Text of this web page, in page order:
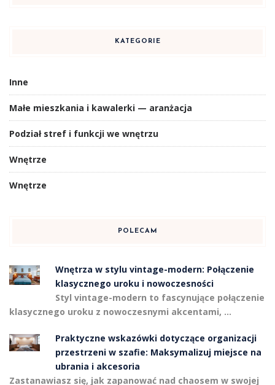
KATEGORIE
Inne
Małe mieszkania i kawalerki — aranżacja
Podział stref i funkcji we wnętrzu
Wnętrze
Wnętrze
POLECAM
Wnętrza w stylu vintage-modern: Połączenie
klasycznego uroku i nowoczesności
Styl vintage-modern to fascynujące połączenie
klasycznego uroku z nowoczesnymi akcentami, …
Praktyczne wskazówki dotyczące organizacji
przestrzeni w szafie: Maksymalizuj miejsce na
ubrania i akcesoria
Zastanawiasz się, jak zapanować nad chaosem w swojej